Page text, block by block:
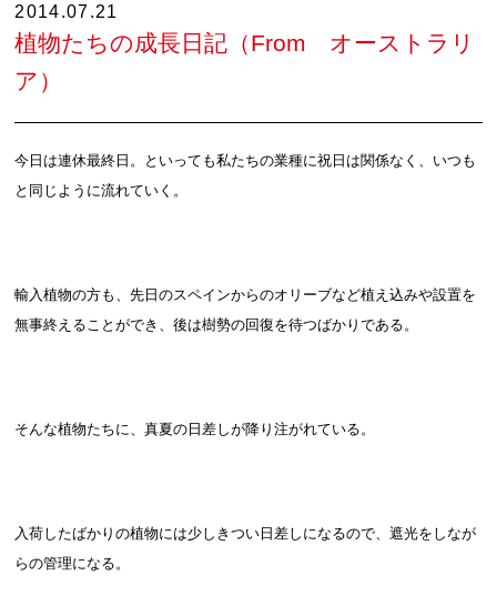
2014.07.21
植物たちの成長日記（From オーストラリ
ア）
今日は連休最終日。といっても私たちの業種に祝日は関係なく、いつも
と同じように流れていく。
輸入植物の方も、先日のスペインからのオリーブなど植え込みや設置を
無事終えることができ、後は樹勢の回復を待つばかりである。
そんな植物たちに、真夏の日差しが降り注がれている。
入荷したばかりの植物には少しきつい日差しになるので、遮光をしなが
らの管理になる。